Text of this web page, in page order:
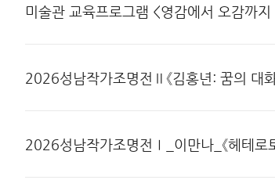
미술관 교육프로그램 <영감에서 오감까지
2026성남작가조명전Ⅱ《김홍년: 꿈의 대화
2026성남작가조명전Ⅰ_이만나_《헤테로